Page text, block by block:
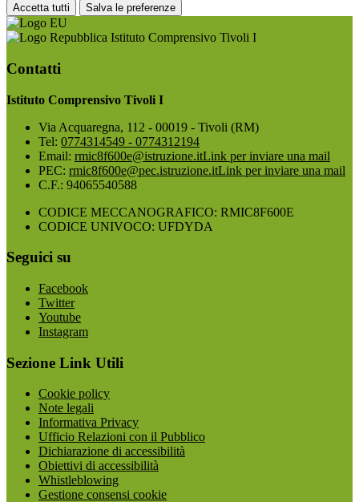
Accetta tutti Salva le preferenze
Istituto Comprensivo Tivoli I
Contatti
Istituto Comprensivo Tivoli I
Via Acquaregna, 112 - 00019 - Tivoli (RM)
Tel: 0774314549 - 0774312194
Email: rmic8f600e@istruzione.itLink per inviare una mail
PEC: rmic8f600e@pec.istruzione.itLink per inviare una mail
C.F.: 94065540588
CODICE MECCANOGRAFICO: RMIC8F600E
CODICE UNIVOCO: UFDYDA
Seguici su
Facebook
Twitter
Youtube
Instagram
Sezione Link Utili
Cookie policy
Note legali
Informativa Privacy
Ufficio Relazioni con il Pubblico
Dichiarazione di accessibilità
Obiettivi di accessibilità
Whistleblowing
Gestione consensi cookie